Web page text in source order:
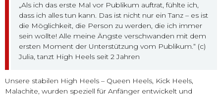
„Als ich das erste Mal vor Publikum auftrat, fühlte ich,
dass ich alles tun kann. Das ist nicht nur ein Tanz – es ist
die Möglichkeit, die Person zu werden, die ich immer
sein wollte! Alle meine Ängste verschwanden mit dem
ersten Moment der Unterstützung vom Publikum.“ (c)
Julia, tanzt High Heels seit 2 Jahren
Unsere stabilen High Heels – Queen Heels, Kick Heels,
Malachite, wurden speziell für Anfänger entwickelt und